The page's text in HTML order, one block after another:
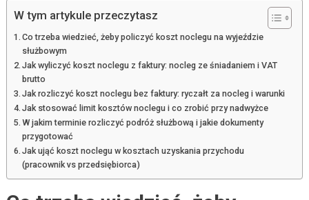
W tym artykule przeczytasz
Co trzeba wiedzieć, żeby policzyć koszt noclegu na wyjeździe
służbowym
Jak wyliczyć koszt noclegu z faktury: nocleg ze śniadaniem i VAT
brutto
Jak rozliczyć koszt noclegu bez faktury: ryczałt za nocleg i warunki
Jak stosować limit kosztów noclegu i co zrobić przy nadwyżce
W jakim terminie rozliczyć podróż służbową i jakie dokumenty
przygotować
Jak ująć koszt noclegu w kosztach uzyskania przychodu
(pracownik vs przedsiębiorca)